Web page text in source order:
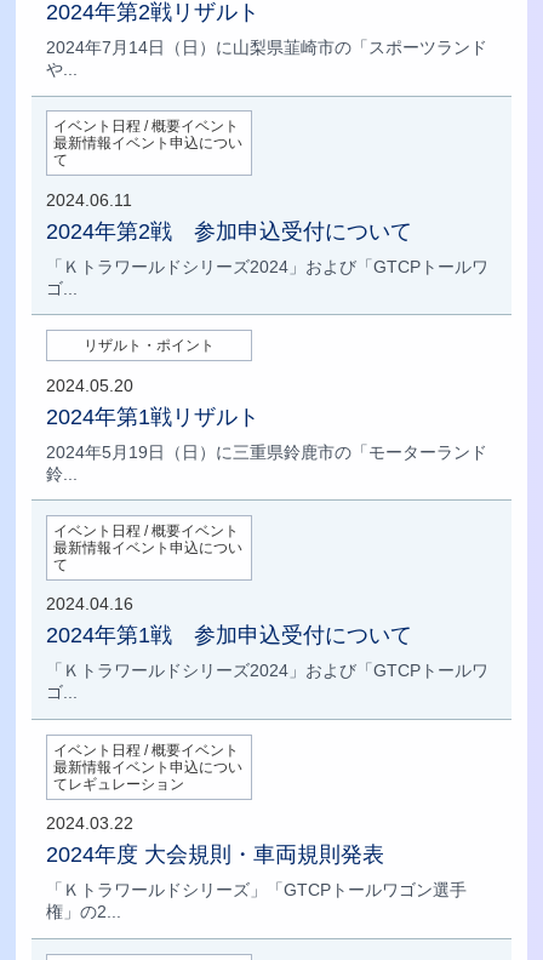
2024年第2戦リザルト
2024年7月14日（日）に山梨県韮崎市の「スポーツランド
や...
イベント日程 / 概要イベント
最新情報イベント申込につい
て
2024.06.11
2024年第2戦 参加申込受付について
「Ｋトラワールドシリーズ2024」および「GTCPトールワ
ゴ...
リザルト・ポイント
2024.05.20
2024年第1戦リザルト
2024年5月19日（日）に三重県鈴鹿市の「モーターランド
鈴...
イベント日程 / 概要イベント
最新情報イベント申込につい
て
2024.04.16
2024年第1戦 参加申込受付について
「Ｋトラワールドシリーズ2024」および「GTCPトールワ
ゴ...
イベント日程 / 概要イベント
最新情報イベント申込につい
てレギュレーション
2024.03.22
2024年度 大会規則・車両規則発表
「Ｋトラワールドシリーズ」「GTCPトールワゴン選手
権」の2...